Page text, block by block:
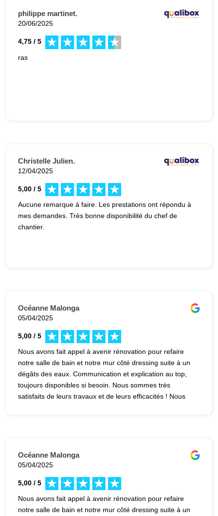
philippe martinet.
20/06/2025
4,75 / 5
ras
Christelle Julien.
12/04/2025
5,00 / 5
Aucune remarque à faire. Les prestations ont répondu à
mes demandes. Très bonne disponibilité du chef de
chantier.
Océanne Malonga
05/04/2025
5,00 / 5
Nous avons fait appel à avenir rénovation pour refaire
notre salle de bain et notre mur côté dressing suite à un
dégâts des eaux. Communication et explication au top,
toujours disponibles si besoin. Nous sommes très
satisfaits de leurs travaux et de leurs efficacités ! Nous
Océanne Malonga
05/04/2025
5,00 / 5
Nous avons fait appel à avenir rénovation pour refaire
notre salle de bain et notre mur côté dressing suite à un